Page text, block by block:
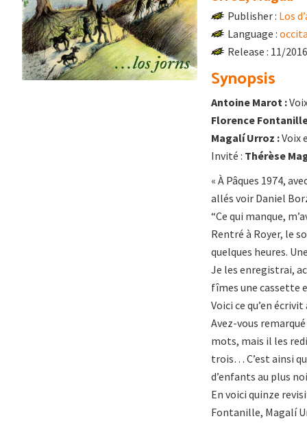
Publisher : Los
Language :
Release : 11/2016
Synopsis
Antoine Marot :
Florence
Magalí Urroz :Voix
Invité : Thérèse
« À Pâques 1974,
allés voir Daniel
“Ce qui manque,
Rentré à Royer, le
quelques heures.
Je les enregistrai,
fîmes une cassette
Voici ce qu’en
Avez-vous
mots, mais il les
trois… C’est ainsi
d’enfants au plus
En voici quinze
Fontanille, Magalí